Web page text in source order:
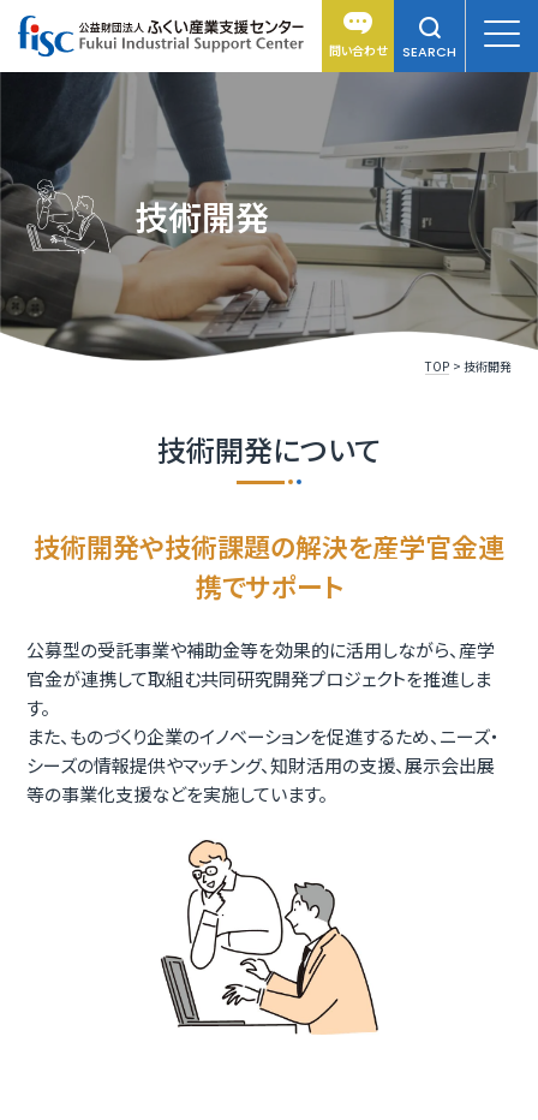
問い合わせ SEARCH
技術開発
TOP 技術開発
技術開発について
技術開発や技術課題の解決を産学官金連
携でサポート
公募型の受託事業や補助金等を効果的に活用しながら、産学
官金が連携して取組む共同研究開発プロジェクトを推進しま
す。
また、ものづくり企業のイノベーションを促進するため、ニーズ・
シーズの情報提供やマッチング、知財活用の支援、展示会出展
等の事業化支援などを実施しています。